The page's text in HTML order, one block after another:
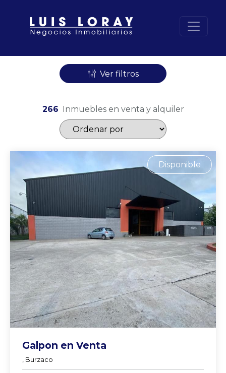
Ver filtros
Buscar
266 Inmuebles en venta y alquiler
Disponible
Galpon en Venta
, Burzaco